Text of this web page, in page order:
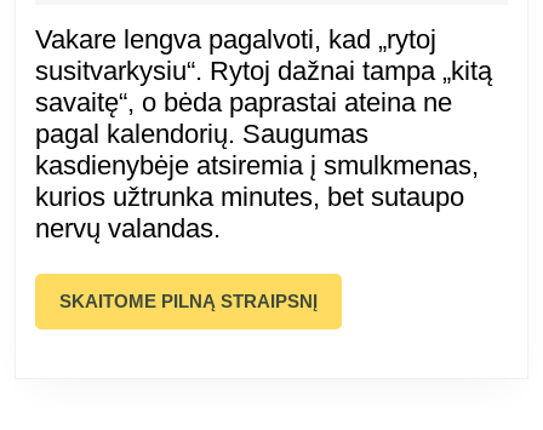
įpročiai,
kurie
sutaupo
nervų
Vakare lengva pagalvoti, kad „rytoj
susitvarkysiu“. Rytoj dažnai tampa „kitą
savaitę“, o bėda paprastai ateina ne
pagal kalendorių. Saugumas
kasdienybėje atsiremia į smulkmenas,
kurios užtrunka minutes, bet sutaupo
nervų valandas.
SKAITOME PILNĄ STRAIPSNĮSKAITOME
PILNĄ